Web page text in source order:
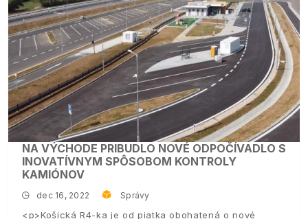
NA VÝCHODE PRIBUDLO NOVÉ ODPOČÍVADLO S
INOVATÍVNYM SPÔSOBOM KONTROLY
KAMIÓNOV
dec 16, 2022 Správy
<p>Košická R4-ka je od piatka obohatená o nové